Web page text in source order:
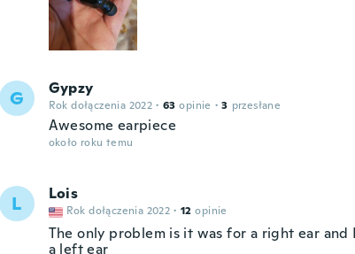
G Gypzy
Rok dołączenia 2022 · 63 opinie · 3 przesłane
Awesome earpiece
około roku temu
L Lois
Rok dołączenia 2022 · 12 opinie
The only problem is it was for a right ear
a left ear